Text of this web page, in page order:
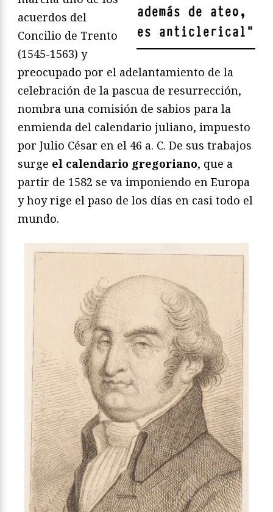
además de ateo,
es anticlerical"
acuerdos del
Concilio de Trento
(1545-1563) y
preocupado por el adelantamiento de la
celebración de la pascua de resurrección,
nombra una comisión de sabios para la
enmienda del calendario juliano, impuesto
por Julio César en el 46 a. C. De sus trabajos
surge el calendario gregoriano, que a
partir de 1582 se va imponiendo en Europa
y hoy rige el paso de los días en casi todo el
mundo.